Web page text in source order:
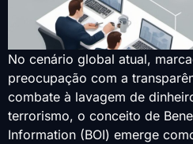
No cenário global atual,
preocupação com a
combate à lavagem de
terrorismo, o conceito de
Information (BOI) emerge